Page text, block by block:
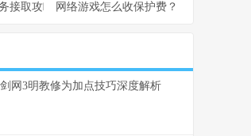
接取攻略 网络游戏怎么收保护费？
剑网3明教修为加点技巧深度解析